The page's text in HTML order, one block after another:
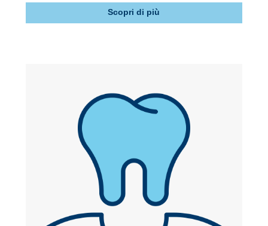
Scopri di più